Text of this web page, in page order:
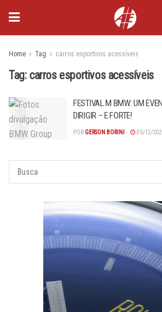
Home Tag carros esportivos acessíveis
Tag: carros esportivos acessíveis
FESTIVAL M BMW: UM
DIRIGIR – E FORTE!
POR GERSON BORINI 05/12/